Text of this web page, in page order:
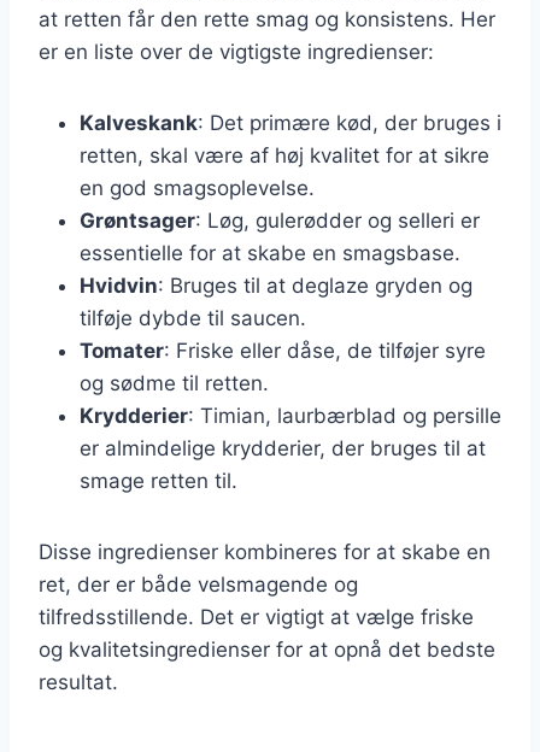
at retten får den rette smag og konsistens. Her
er en liste over de vigtigste ingredienser:
Kalveskank: Det primære kød, der bruges i
retten, skal være af høj kvalitet for at sikre
en god smagsoplevelse.
Grøntsager: Løg, gulerødder og selleri er
essentielle for at skabe en smagsbase.
Hvidvin: Bruges til at deglaze gryden og
tilføje dybde til saucen.
Tomater: Friske eller dåse, de tilføjer syre
og sødme til retten.
Krydderier: Timian, laurbærblad og persille
er almindelige krydderier, der bruges til at
smage retten til.
Disse ingredienser kombineres for at skabe en
ret, der er både velsmagende og
tilfredsstillende. Det er vigtigt at vælge friske
og kvalitetsingredienser for at opnå det bedste
resultat.